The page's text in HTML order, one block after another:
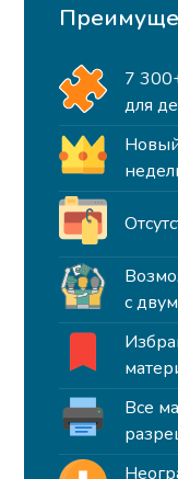
7
для
с
Все